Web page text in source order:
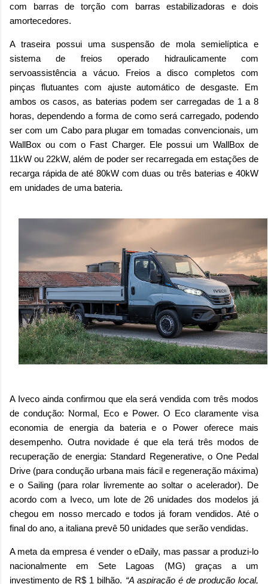
com barras de torção com barras estabilizadoras e dois
amortecedores.
A traseira possui uma suspensão de mola semielíptica e
sistema de freios operado hidraulicamente com
servoassistência a vácuo. Freios a disco completos com
pinças flutuantes com ajuste automático de desgaste. Em
ambos os casos, as baterias podem ser carregadas de 1 a 8
horas, dependendo a forma de como será carregado, podendo
ser com um Cabo para plugar em tomadas convencionais, um
WallBox ou com o Fast Charger. Ele possui um WallBox de
11kW ou 22kW, além de poder ser recarregada em estações de
recarga rápida de até 80kW com duas ou três baterias e 40kW
em unidades de uma bateria.
A Iveco ainda confirmou que ela será vendida com três modos
de condução: Normal, Eco e Power. O Eco claramente visa
economia de energia da bateria e o Power oferece mais
desempenho. Outra novidade é que ela terá três modos de
recuperação de energia: Standard Regenerative, o One Pedal
Drive (para condução urbana mais fácil e regeneração máxima)
e o Sailing (para rolar livremente ao soltar o acelerador). De
acordo com a Iveco, um lote de 26 unidades dos modelos já
chegou em nosso mercado e todos já foram vendidos. Até o
final do ano, a italiana prevê 50 unidades que serão vendidas.
A meta da empresa é vender o eDaily, mas passar a produzi-lo
nacionalmente em Sete Lagoas (MG) graças a um
investimento de R$ 1 bilhão. “A aspiração é de produção local,